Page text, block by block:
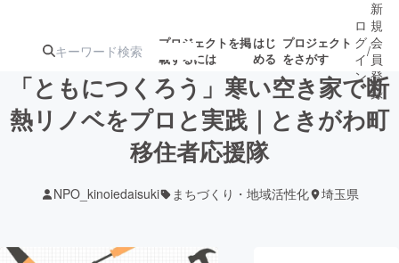
プロジェクトを掲
載するには
はじ
める
プロジェクト
をさがす
注目の新着プロ募集終了が近いプ
ロ
グ
イ
ン
/
新
規
会
員
登
録
「ともにつくろう」寒い空き家で断
熱リノベをプロと実践｜ときがわ町
移住者応援隊
NPO_kinoiedaisuki まちづくり・地域活性化 埼玉県